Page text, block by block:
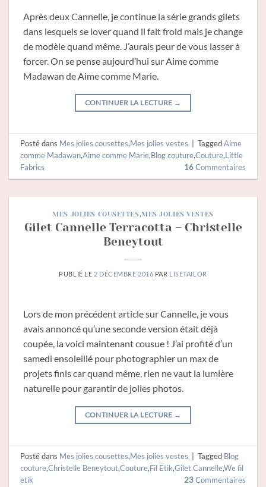
Après deux Cannelle, je continue la série grands gilets
dans lesquels se lover quand il fait froid mais je change
de modèle quand même. J’aurais peur de vous lasser à
forcer. On se pense aujourd’hui sur Aime comme
Madawan de Aime comme Marie.
CONTINUER LA LECTURE →
Posté dans Mes jolies cousettes,Mes jolies vestes TaggedAime
comme Madawan,Aime comme Marie,Blog couture,Couture,Little
Fabrics
16Commentaires
MES JOLIES COUSETTES,MES JOLIES VESTES
Gilet Cannelle Terracotta – Christelle
Beneytout
PUBLIÉ LE 2 DÉCEMBRE 2016 PAR LISETAILOR
Lors de mon précédent article sur Cannelle, je vous
avais annoncé qu’une seconde version était déjà
coupée, la voici maintenant cousue ! J’ai profité d’un
samedi ensoleillé pour photographier un max de
projets finis car quand même, rien ne vaut la lumière
naturelle pour garantir de jolies photos.
CONTINUER LA LECTURE →
Posté dans Mes jolies cousettes,Mes jolies vestes | Tagged Blog
couture,Christelle Beneytout,Couture,Fil Etik,Gilet Cannelle,We fil
etik
23Commentaires